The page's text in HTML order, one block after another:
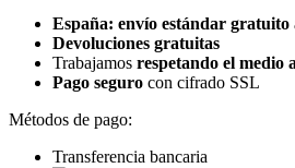
España: envío estándar gratuito
Devoluciones gratuitas
Trabajamos respetando el medio
Pago seguro con cifrado SSL
Métodos de pago:
Transferencia bancaria